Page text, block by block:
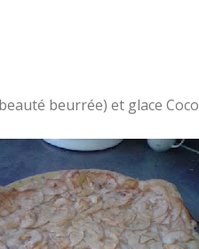
beurrée) et glace Coco